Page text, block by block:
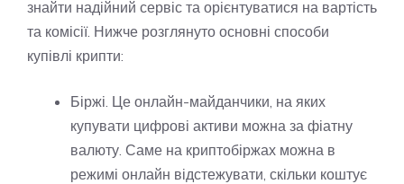
знайти надійний сервіс та орієнтуватися на вартість
та комісії. Нижче розглянуто основні способи
купівлі крипти:
Біржі. Це онлайн-майданчики, на яких
купувати цифрові активи можна за фіатну
валюту. Саме на криптобіржах можна в
режимі онлайн відстежувати, скільки коштує